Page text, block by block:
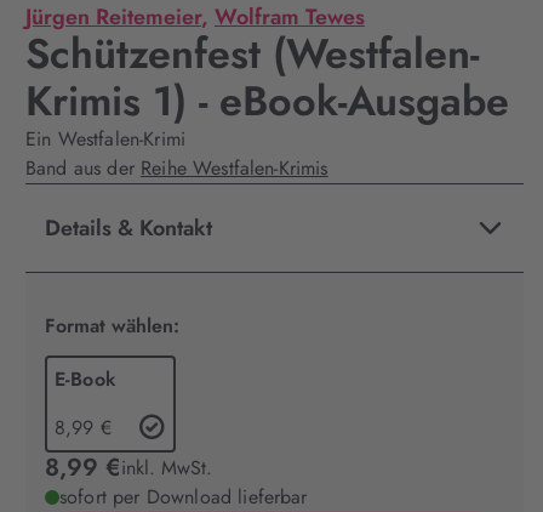
Jürgen Reitemeier, Wolfram Tewes
Schützenfest (Westfalen-
Krimis 1) - eBook-Ausgabe
Ein Westfalen-Krimi
Band aus der Reihe Westfalen-Krimis
Details & Kontakt
Format wählen:
E-Book
8,99 €
8,99 €inkl. MwSt.
sofort per Download lieferbar